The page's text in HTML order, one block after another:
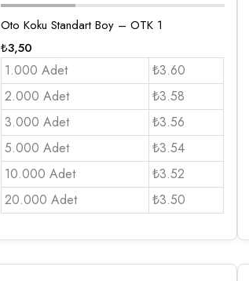
Oto Koku Standart Boy – OTK 1
₺3,50
1.000 Adet
₺3.60
2.000 Adet
₺3.58
3.000 Adet
₺3.56
5.000 Adet
₺3.54
10.000 Adet
₺3.52
20.000 Adet
₺3.50